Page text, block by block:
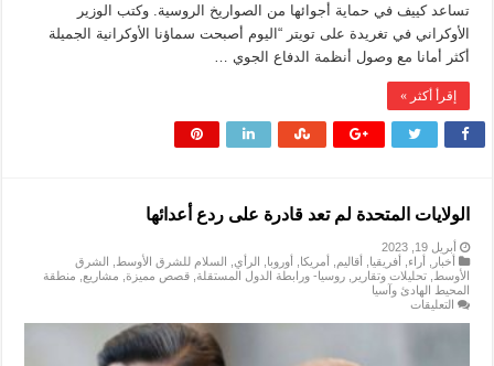
تساعد كييف في حماية أجوائها من الصواريخ الروسية. وكتب الوزير
الأوكراني في تغريدة على تويتر “اليوم أصبحت سماؤنا الأوكرانية الجميلة
أكثر أمانا مع وصول أنظمة الدفاع الجوي …
إقرأ أكثر »
الولايات المتحدة لم تعد قادرة على ردع أعدائها
أبريل 19, 2023
أخبار
أراء أفريقيا أقاليم أمريكا أوروبا الرأي السلام للشرق الأوسط
الشرق
الأوسط
تحليلات وتقارير روسيا- ورابطة الدول المستقلة قصص مميزة, مشاريع
منطقة
المحيط الهادئ وآسيا
التعليقاتعلى